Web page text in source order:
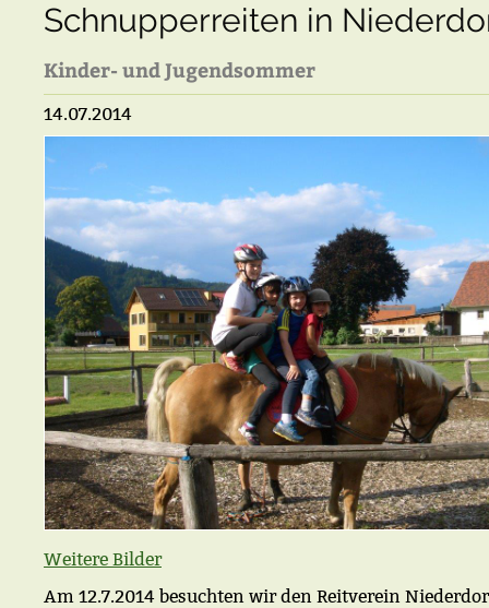
Schnupperreiten in
Kinder- und Jugendsommer
14.07.2014
Weitere Bilder
Am 12.7.2014 besuchten wir den Reitverein